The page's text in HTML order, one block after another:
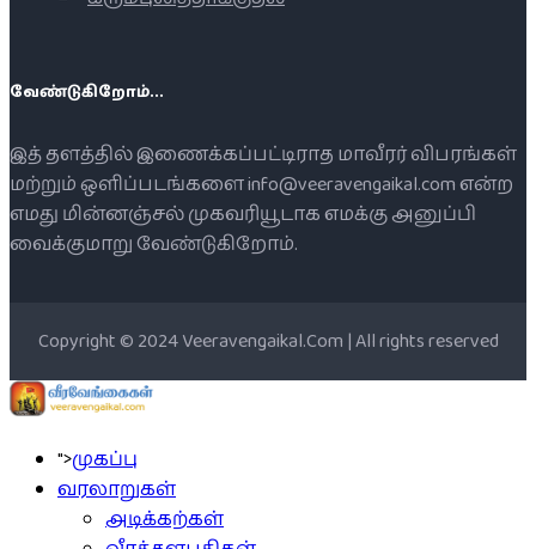
வேண்டுகிறோம்...
இத் தளத்தில் இணைக்கப்பட்டிராத மாவீரர் விபரங்கள்
மற்றும் ஒளிப்படங்களை info@veeravengaikal.com என்ற
எமது மின்னஞ்சல் முகவரியூடாக எமக்கு அனுப்பி
வைக்குமாறு வேண்டுகிறோம்.
Copyright © 2024 Veeravengaikal.Com | All rights reserved
">முகப்பு
வரலாறுகள்
அடிக்கற்கள்